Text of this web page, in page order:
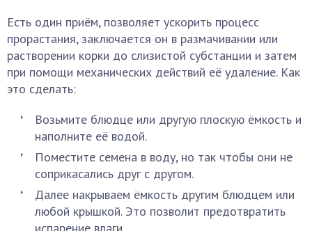
Есть один приём, позволяет ускорить процесс
прорастания, заключается он в размачивании или
растворении корки до слизистой субстанции и затем
при помощи механических действий её удаление. Как
это сделать:
Возьмите блюдце или другую плоскую ёмкость и
наполните её водой.
Поместите семена в воду, но так чтобы они не
соприкасались друг с другом.
Далее накрываем ёмкость другим блюдцем или
любой крышкой. Это позволит предотвратить